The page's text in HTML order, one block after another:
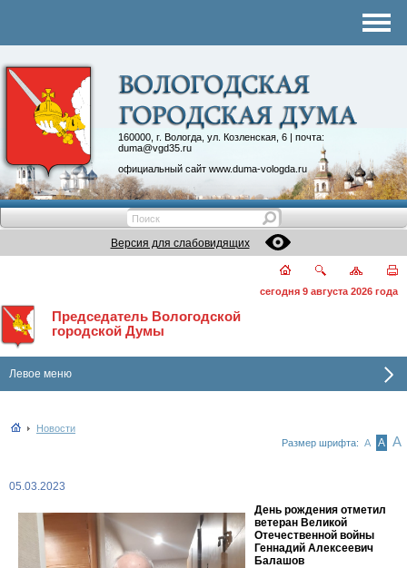
160000, г. Вологда, ул. Козленская, 6 | почта:
duma@vgd35.ru
официальный сайт www.duma-vologda.ru
Контакты
Депутатские объединения
Версия для слабовидящих
сегодня 9 августа 2026 года
Председатель Вологодской
городской Думы
Левое меню
Новости
Размер шрифта: А А А
05.03.2023
День рождения отметил
ветеран Великой
Отечественной войны
Геннадий Алексеевич
Балашов